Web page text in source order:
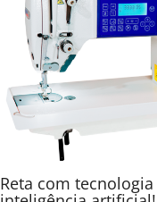
Reta com